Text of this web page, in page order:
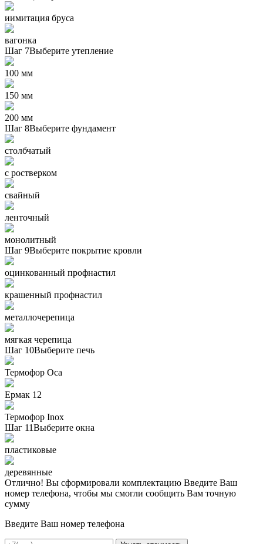
иимитация бруса
вагонка
Шаг 7Выберите утепление
100 мм
150 мм
200 мм
Шаг 8Выберите фундамент
столбчатый
с ростверком
свайный
ленточный
монолитный
Шаг 9Выберите покрытие кровли
оцинкованный профнастил
крашенный профнастил
металлочерепица
мягкая черепица
Шаг 10Выберите печь
Термофор Oса
Ермак 12
Термофор Inox
Шаг 11Выберите окна
пластиковые
деревянные
Отлично! Вы сформировали комплектацию Введите Ваш
номер телефона, чтобы мы смогли сообщить Вам точную
сумму
Введите Ваш номер телефона